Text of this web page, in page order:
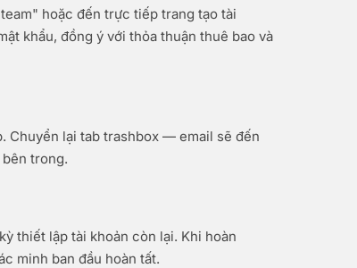
hoặc đến trực tiếp trang tạo tài
khẩu, đồng ý với thỏa thuận thuê bao và
Chuyển lại tab trashbox — email sẽ đến
trong.
thiết lập tài khoản còn lại. Khi hoàn
minh ban đầu hoàn tất.